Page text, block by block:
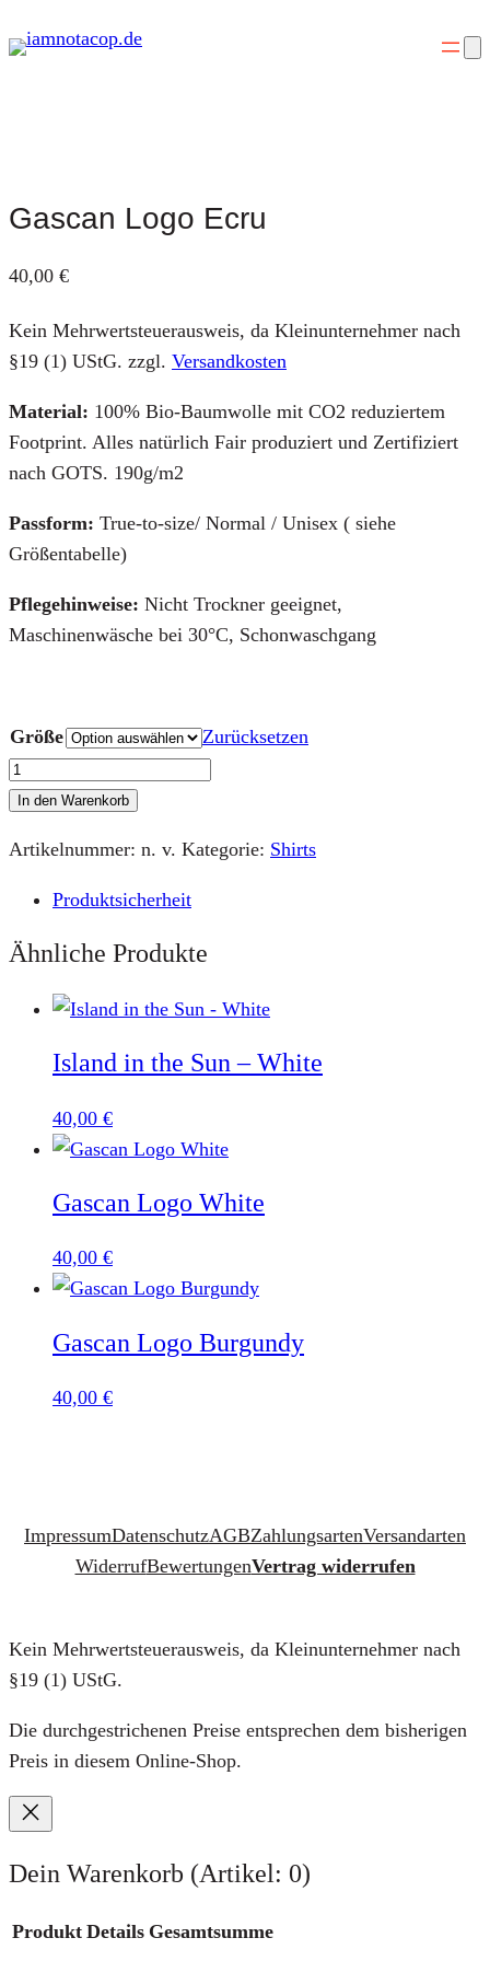
Inhalt
Gascan Logo Ecru
40,00 €
Kein Mehrwertsteuerausweis, da Kleinunternehmer nach
§19 (1) UStG. zzgl. Versandkosten
Material: 100% Bio-Baumwolle mit CO2 reduziertem
Footprint. Alles natürlich Fair produziert und Zertifiziert
nach GOTS. 190g/m2
Passform: True-to-size/ Normal / Unisex ( siehe
Größentabelle)
Pflegehinweise: Nicht Trockner geeignet,
Maschinenwäsche bei 30°C, Schonwaschgang
Größe
Zurücksetzen
Gascan
Logo
Menge
In den Warenkorb
Artikelnummer: n. v. Kategorie: Shirts
Produktsicherheit
Ähnliche Produkte
Island in the Sun – White
40,00 €
Gascan Logo White
40,00 €
Gascan Logo Burgundy
40,00 €
ImpressumDatenschutzAGBZahlungsartenVersandarten
WiderrufBewertungenVertrag widerrufen
Kein Mehrwertsteuerausweis, da Kleinunternehmer nach
§19 (1) UStG.
Die durchgestrichenen Preise entsprechen dem bisherigen
Preis in diesem Online-Shop.
Dein Warenkorb (Artikel: 0)
Produkt Details Gesamtsumme